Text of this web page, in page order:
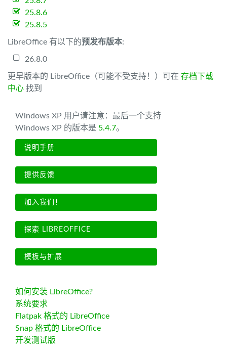
25.8.6
25.8.5
LibreOffice 有以下的预发布版本:
26.8.0
更早版本的 LibreOffice（可能不受支持！）可在 存档下载
中心 找到
Windows XP 用户请注意：最后一个支持
Windows XP 的版本是 5.4.7。
说明手册
提供反馈
加入我们！
探索 LIBREOFFICE
模板与扩展
如何安装 LibreOffice?
系统要求
Flatpak 格式的 LibreOffice
Snap 格式的 LibreOffice
开发测试版